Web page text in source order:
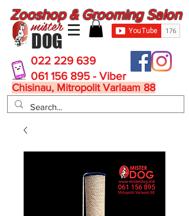
DOG
mister
Zooshop & Grooming Salon
022 229 639
061 156 895 - Viber
Chisinau, Mitropolit Varlaam 88